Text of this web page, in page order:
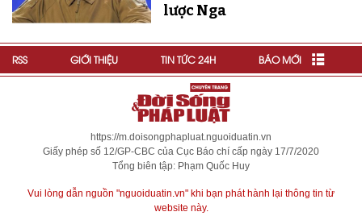
lược Nga
RSS GIỚI THIỆU TIN TỨC 24H BÁO MỚI
https://m.doisongphapluat.nguoiduatin.vn
Giấy phép số 12/GP-CBC của Cục Báo chí cấp ngày 17/7/2020
Tổng biên tập: Phạm Quốc Huy
Vui lòng dẫn nguồn "nguoiduatin.vn" khi bạn phát hành lại thông tin từ
website này.